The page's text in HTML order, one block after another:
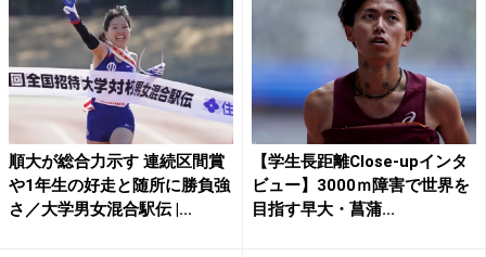
順大が総合力示す 連続区間賞
や1年生の好走と随所に勝負強
さ／大学男女混合駅伝 |...
【学生長距離Close-upインタ
ビュー】3000ｍ障害で世界を
目指す早大・菖蒲...